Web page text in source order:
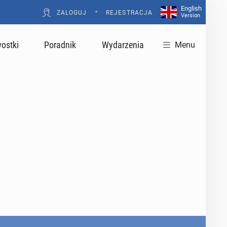
ZALOGUJ • REJESTRACJA
English
Version
Poradnik Wydarzenia Menu